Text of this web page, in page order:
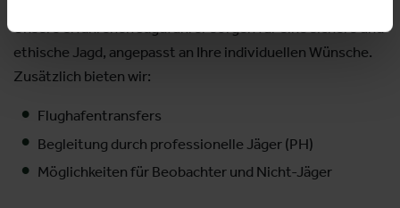
Unsere erfahrenen Jagdführer sorgen für eine sichere und
ethische Jagd, angepasst an Ihre individuellen Wünsche.
Zusätzlich bieten wir:
Flughafentransfers
Begleitung durch professionelle Jäger (PH)
Möglichkeiten für Beobachter und Nicht-Jäger